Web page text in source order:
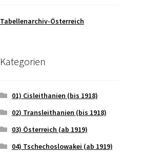
Tabellenarchiv-Österreich
Kategorien
01) Cisleithanien (bis 1918)
02) Transleithanien (bis 1918)
03) Österreich (ab 1919)
04) Tschechoslowakei (ab 1919)